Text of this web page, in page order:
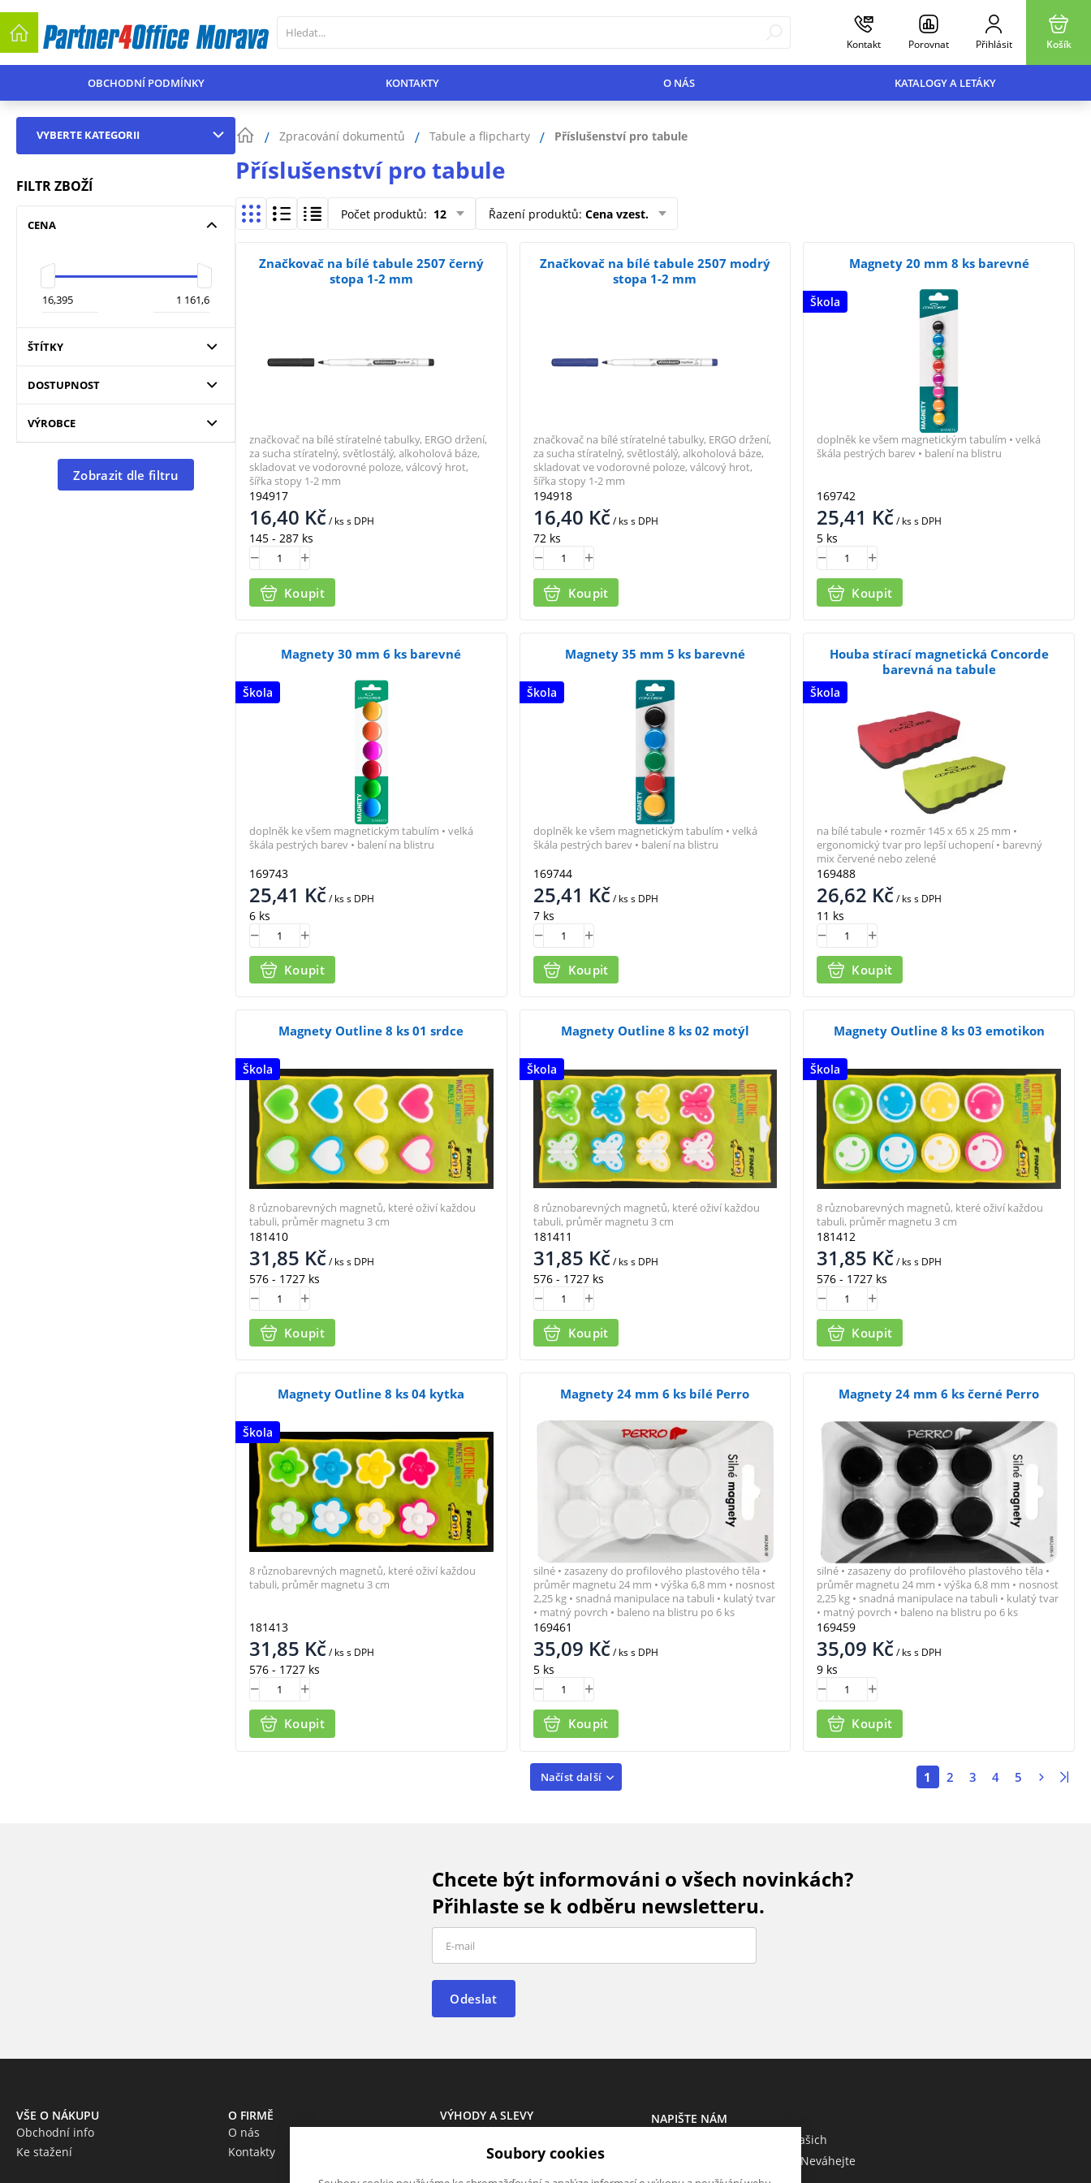
Kontakt Porovnat Přihlásit Košík
OBCHODNÍ PODMÍNKY KONTAKTY O NÁS KATALOGY A LETÁKY
VYBERTE KATEGORII
FILTR ZBOŽÍ
CENA
ŠTÍTKY
DOSTUPNOST
VÝROBCE
Zobrazit dle filtru
Zpracování dokumentů Tabule a flipcharty Příslušenství pro tabule
Příslušenství pro tabule
Počet produktů: 12 Řazení produktů: Cena vzest.
Značkovač na bílé tabule 2507 černý
stopa 1-2 mm
194917
16,40 Kč/ kss DPH
145 - 287 ks
Koupit
značkovač na bílé stíratelné tabulky, ERGO držení,
za sucha stíratelný, světlostálý, alkoholová báze,
skladovat ve vodorovné poloze, válcový hrot,
šířka stopy 1-2 mm
Značkovač na bílé tabule 2507 modrý
stopa 1-2 mm
194918
16,40 Kč/ kss DPH
72 ks
Koupit
značkovač na bílé stíratelné tabulky, ERGO držení,
za sucha stíratelný, světlostálý, alkoholová báze,
skladovat ve vodorovné poloze, válcový hrot,
šířka stopy 1-2 mm
Škola
Magnety 20 mm 8 ks barevné
169742
25,41 Kč/ kss DPH
5 ks
Koupit
doplněk ke všem magnetickým tabulím • velká
škála pestrých barev • balení na blistru
Škola
Magnety 30 mm 6 ks barevné
169743
25,41 Kč/ kss DPH
6 ks
Koupit
doplněk ke všem magnetickým tabulím • velká
škála pestrých barev • balení na blistru
Škola
Magnety 35 mm 5 ks barevné
169744
25,41 Kč/ kss DPH
7 ks
Koupit
doplněk ke všem magnetickým tabulím • velká
škála pestrých barev • balení na blistru
Škola
Houba stírací magnetická Concorde
barevná na tabule
169488
26,62 Kč/ kss DPH
11 ks
Koupit
na bílé tabule • rozměr 145 x 65 x 25 mm •
ergonomický tvar pro lepší uchopení • barevný
mix červené nebo zelené
Škola
Magnety Outline 8 ks 01 srdce
181410
31,85 Kč/ kss DPH
576 - 1727 ks
Koupit
8 různobarevných magnetů, které oživí každou
tabuli, průměr magnetu 3 cm
Škola
Magnety Outline 8 ks 02 motýl
181411
31,85 Kč/ kss DPH
576 - 1727 ks
Koupit
8 různobarevných magnetů, které oživí každou
tabuli, průměr magnetu 3 cm
Škola
Magnety Outline 8 ks 03 emotikon
181412
31,85 Kč/ kss DPH
576 - 1727 ks
Koupit
8 různobarevných magnetů, které oživí každou
tabuli, průměr magnetu 3 cm
Škola
Magnety Outline 8 ks 04 kytka
181413
31,85 Kč/ kss DPH
576 - 1727 ks
Koupit
8 různobarevných magnetů, které oživí každou
tabuli, průměr magnetu 3 cm
Magnety 24 mm 6 ks bílé Perro
169461
35,09 Kč/ kss DPH
5 ks
Koupit
silné • zasazeny do profilového plastového těla •
průměr magnetu 24 mm • výška 6,8 mm • nosnost
2,25 kg • snadná manipulace na tabuli • kulatý tvar
• matný povrch • baleno na blistru po 6 ks
Magnety 24 mm 6 ks černé Perro
169459
35,09 Kč/ kss DPH
9 ks
Koupit
silné • zasazeny do profilového plastového těla •
průměr magnetu 24 mm • výška 6,8 mm • nosnost
2,25 kg • snadná manipulace na tabuli • kulatý tvar
• matný povrch • baleno na blistru po 6 ks
Načíst další 1 2 3 4 5
Chcete být informováni o všech novinkách?
Přihlaste se k odběru newsletteru.
Odeslat
VŠE O NÁKUPU
Obchodní info
Ke stažení
O FIRMĚ
O nás
Kontakty
VÝHODY A SLEVY
NAPIŠTE NÁM
Chcete nám něco sdělit o našich
produktech nebo e-shopu? Neváhejte
Soubory cookies